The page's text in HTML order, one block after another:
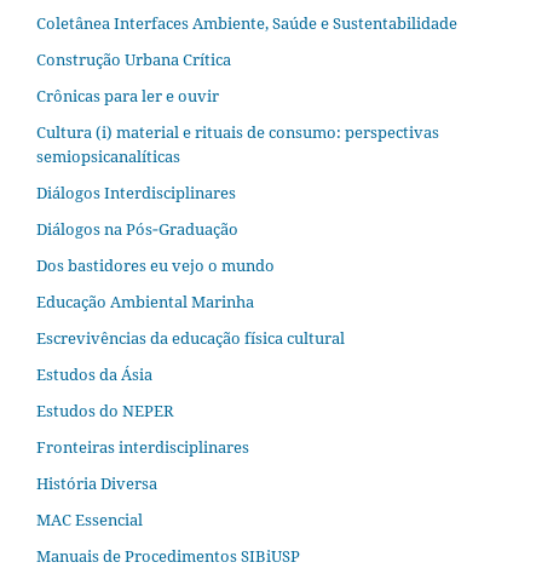
Coletânea Interfaces Ambiente, Saúde e Sustentabilidade
Construção Urbana Crítica
Crônicas para ler e ouvir
Cultura (i) material e rituais de consumo: perspectivas
semiopsicanalíticas
Diálogos Interdisciplinares
Diálogos na Pós‐Graduação
Dos bastidores eu vejo o mundo
Educação Ambiental Marinha
Escrevivências da educação física cultural
Estudos da Ásia​
Estudos do NEPER
Fronteiras interdisciplinares
História Diversa
MAC Essencial
Manuais de Procedimentos SIBiUSP